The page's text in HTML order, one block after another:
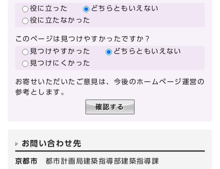
役に立った
どちらともいえない
役に立たなかった
このページは見つけやすかったですか？
見つけやすかった
どちらともいえない
見つけにくかった
お寄せいただいたご意見は、今後のホームページ運営の
参考とします。
お問い合わせ先
京都市 都市計画局建築指導部建築指導課